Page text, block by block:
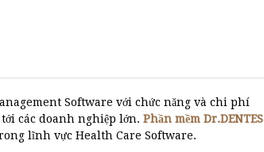
Software với chức năng và chi phí
các doanh nghiệp lớn. Phần mềm Dr.DENTES
lĩnh vực Health Care Software.